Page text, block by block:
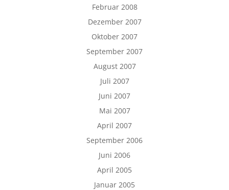
Februar 2008
Dezember 2007
Oktober 2007
September 2007
August 2007
Juli 2007
Juni 2007
Mai 2007
April 2007
September 2006
Juni 2006
April 2005
Januar 2005